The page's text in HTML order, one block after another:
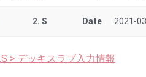
2. S Date 2021-
> デッキスラブ入力情報